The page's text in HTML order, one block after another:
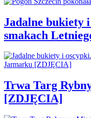
Jadalne bukiety
smakach
Trwa Targ
[ZDJĘCIA]